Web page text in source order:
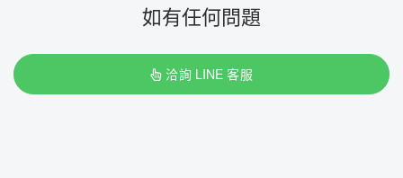
如有任何問題
洽詢 LINE 客服